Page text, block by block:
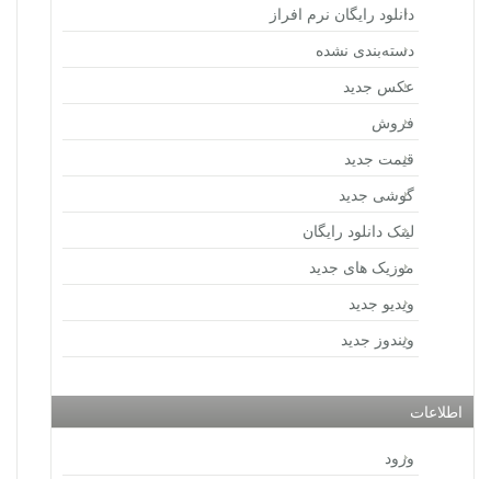
دانلود رایگان نرم افراز
دسته‌بندی نشده
عکس جدید
فروش
قیمت جدید
گوشی جدید
لینک دانلود رایگان
موزیک های جدید
ویدیو جدید
ویندوز جدید
اطلاعات
ورود